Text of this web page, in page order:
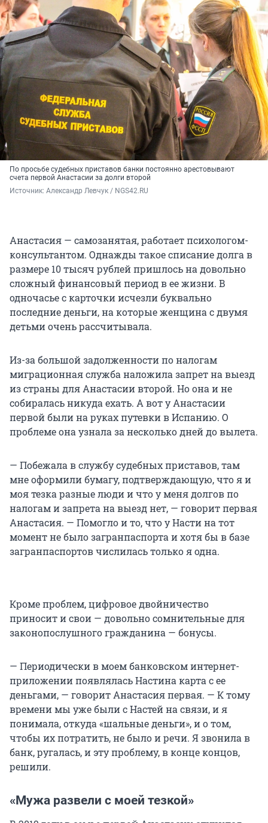
По просьбе судебных приставов банки постоянно арестовывают
счета первой Анастасии за долги второй
Источник: Александр Левчук / NGS42.RU
Анастасия — самозанятая, работает психологом-
консультантом. Однажды такое списание долга в
размере 10 тысяч рублей пришлось на довольно
сложный финансовый период в ее жизни. В
одночасье с карточки исчезли буквально
последние деньги, на которые женщина с двумя
детьми очень рассчитывала.
Из-за большой задолженности по налогам
миграционная служба наложила запрет на выезд
из страны для Анастасии второй. Но она и не
собиралась никуда ехать. А вот у Анастасии
первой были на руках путевки в Испанию. О
проблеме она узнала за несколько дней до вылета.
— Побежала в службу судебных приставов, там
мне оформили бумагу, подтверждающую, что я и
моя тезка разные люди и что у меня долгов по
налогам и запрета на выезд нет, — говорит первая
Анастасия. — Помогло и то, что у Насти на тот
момент не было загранпаспорта и хотя бы в базе
загранпаспортов числилась только я одна.
Кроме проблем, цифровое двойничество
приносит и свои — довольно сомнительные для
законопослушного гражданина — бонусы.
— Периодически в моем банковском интернет-
приложении появлялась Настина карта с ее
деньгами, — говорит Анастасия первая. — К тому
времени мы уже были с Настей на связи, и я
понимала, откуда «шальные деньги», и о том,
чтобы их потратить, не было и речи. Я звонила в
банк, ругалась, и эту проблему, в конце концов,
решили.
«Мужа развели с моей тезкой»